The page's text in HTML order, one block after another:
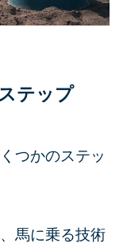
テップ
つかのステッ
馬に乗る技術